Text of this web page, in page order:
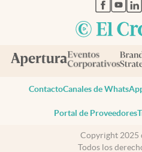
ContactoCanales de
Portal de Proveedores
Copyright 2025
Todos los